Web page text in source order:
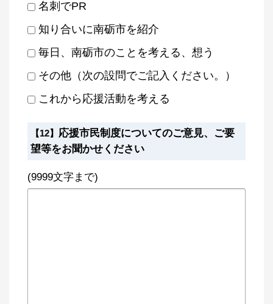
名刺でPR
知り合いに南砺市を紹介
毎日、南砺市のことを考える、想う
その他（次の設問でご記入ください。）
これから応援活動を考える
【12】 応援市民制度についてのご意見、ご要
望等をお聞かせください
(9999文字まで)